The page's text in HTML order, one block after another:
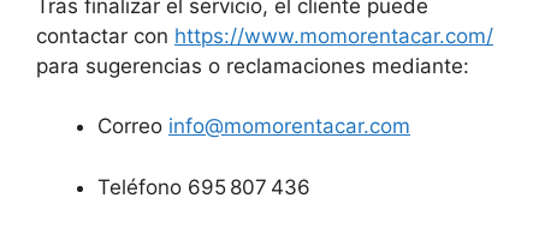
Tras finalizar el servicio, el cliente puede
contactar con https://www.momorentacar.com/
para sugerencias o reclamaciones mediante:
Correo info@momorentacar.com
Teléfono 695 807 436